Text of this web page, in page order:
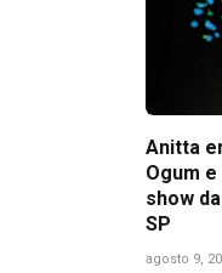
Anitta
Ogum
show
SP
agosto 9,